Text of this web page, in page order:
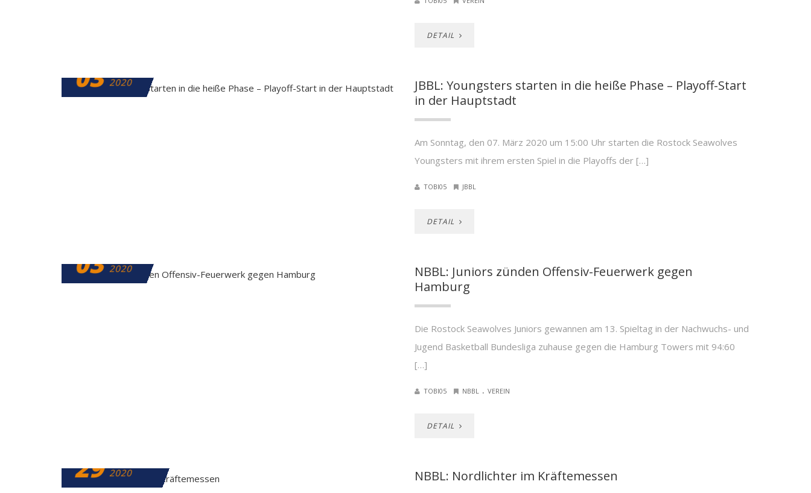
DETAIL
03 2020
JBBL: Youngsters starten in die heiße Phase – Playoff-Start
in der Hauptstadt
Am Sonntag, den 07. März 2020 um 15:00 Uhr starten die Rostock Seawolves
Youngsters mit ihrem ersten Spiel in die Playoffs der […]
TOBI05 JBBL
DETAIL
03 2020
NBBL: Juniors zünden Offensiv-Feuerwerk gegen
Hamburg
Die Rostock Seawolves Juniors gewannen am 13. Spieltag in der Nachwuchs- und
Jugend Basketball Bundesliga zuhause gegen die Hamburg Towers mit 94:60
[…]
TOBI05 NBBL . VEREIN
DETAIL
29 2020
NBBL: Nordlichter im Kräftemessen